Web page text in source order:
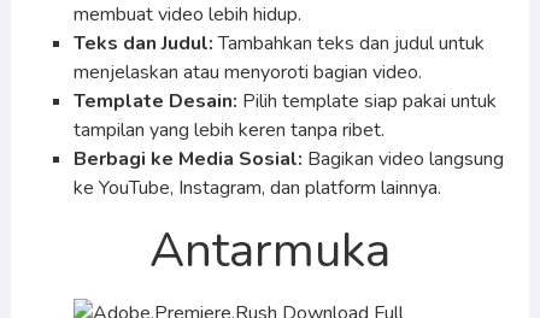
membuat video lebih hidup.
Teks dan Judul:Tambahkan teks dan judul untuk
menjelaskan atau menyoroti bagian video.
Template Desain: Pilih template siap pakai untuk
tampilan yang lebih keren tanpa ribet.
Berbagi ke Media Sosial: Bagikan video langsung
ke YouTube, Instagram, dan platform lainnya.
Antarmuka